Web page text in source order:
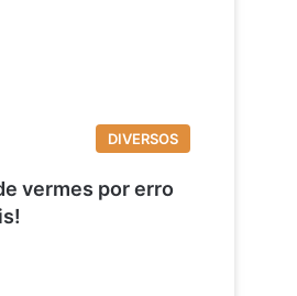
DIVERSOS
vermes por erro